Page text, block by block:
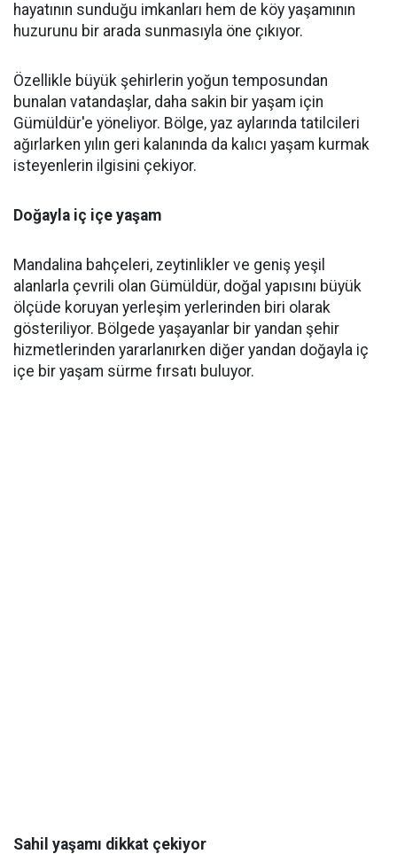
hayatının sunduğu imkanları hem de köy yaşamının
huzurunu bir arada sunmasıyla öne çıkıyor.
Özellikle büyük şehirlerin yoğun temposundan
bunalan vatandaşlar, daha sakin bir yaşam için
Gümüldür'e yöneliyor. Bölge, yaz aylarında tatilcileri
ağırlarken yılın geri kalanında da kalıcı yaşam kurmak
isteyenlerin ilgisini çekiyor.
Doğayla iç içe yaşam
Mandalina bahçeleri, zeytinlikler ve geniş yeşil
alanlarla çevrili olan Gümüldür, doğal yapısını büyük
ölçüde koruyan yerleşim yerlerinden biri olarak
gösteriliyor. Bölgede yaşayanlar bir yandan şehir
hizmetlerinden yararlanırken diğer yandan doğayla iç
içe bir yaşam sürme fırsatı buluyor.
Sahil yaşamı dikkat çekiyor